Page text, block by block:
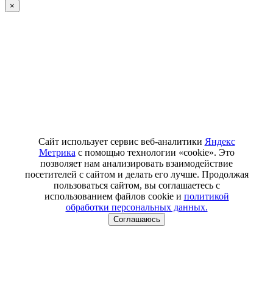
×
Сайт использует сервис веб-аналитики Яндекс
Метрика с помощью технологии «cookie». Это
позволяет нам анализировать взаимодействие
посетителей с сайтом и делать его лучше. Продолжая
пользоваться сайтом, вы соглашаетесь с
использованием файлов cookie и политикой
обработки персональных данных.
Соглашаюсь